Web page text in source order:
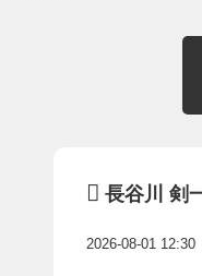
長谷川 剣
2026-08-01 12:30